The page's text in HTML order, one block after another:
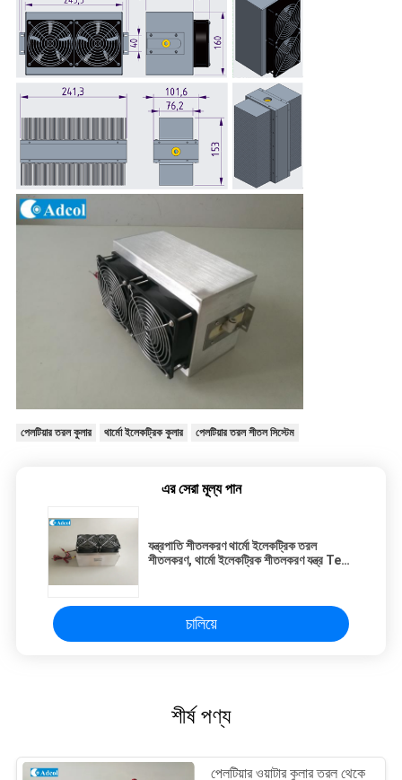
পেলটিয়ার তরল কুলার থার্মো ইলেকট্রিক কুলার পেলটিয়ার তরল শীতল সিস্টেম
এর সেরা মূল্য পান
যন্ত্রপাতি শীতলকরণ থার্মো ইলেকট্রিক তরল
শীতলকরণ, থার্মো ইলেকট্রিক শীতলকরণ যন্ত্র Tec
চালিয়ে
শীর্ষ পণ্য
পেলটিয়ার ওয়াটার কুলার তরল থেকে